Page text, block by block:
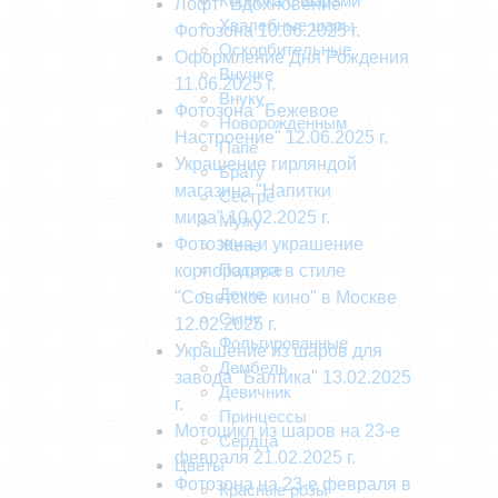
Хвалебные шары
Оскорбительные
Внучке
Внуку
Новорожденным
Папе
Брату
Сестре
Мужу
Жене
Подруге
Дочке
Сыну
Фольгированные
Дембель
Девичник
Принцессы
Сердца
Цветы
Красные розы
Лофт "Вдохновение"
Фотозона 10.06.2025 г.
Оформление Дня Рождения
11.06.2025 г.
Фотозона "Бежевое
Настроение" 12.06.2025 г.
Украшение гирляндой
магазина "Напитки
мира".10.02.2025 г.
Фотозона и украшение
корпоратива в стиле
"Советское кино" в Москве
12.02.2025 г.
Украшение из шаров для
завода "Балтика" 13.02.2025
г.
Мотоцикл из шаров на 23-е
февраля 21.02.2025 г.
Фотозона на 23-е февраля в